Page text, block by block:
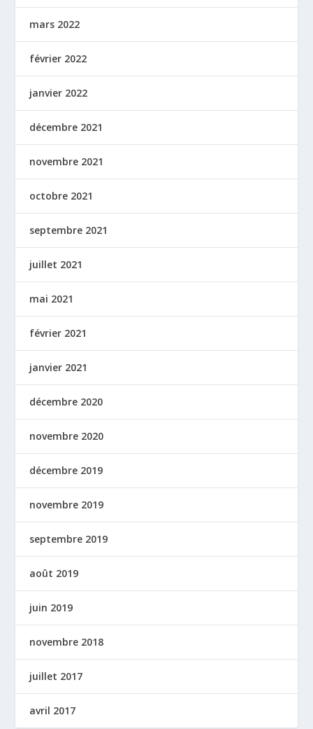
mars 2022
février 2022
janvier 2022
décembre 2021
novembre 2021
octobre 2021
septembre 2021
juillet 2021
mai 2021
février 2021
janvier 2021
décembre 2020
novembre 2020
décembre 2019
novembre 2019
septembre 2019
août 2019
juin 2019
novembre 2018
juillet 2017
avril 2017